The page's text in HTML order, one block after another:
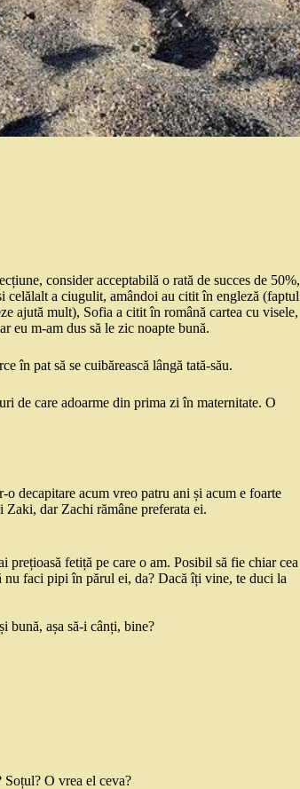
consider acceptabilă o rată de succes de 50%,
celălalt a ciugulit, amândoi au citit în engleză (faptul
ajută mult), Sofia a citit în română cartea cu visele,
eu m-am dus să le zic noapte bună.
în pat să se cuibărească lângă tată-său.
de care adoarme din prima zi în maternitate. O
o decapitare acum vreo patru ani și acum e foarte
dar Zachi rămâne preferata ei.
prețioasă fetiță pe care o am. Posibil să fie chiar cea
nu faci pipi în părul ei, da? Dacă îți vine, te duci la
bună, așa să-i cânți, bine?
Soțul? O vrea el ceva?